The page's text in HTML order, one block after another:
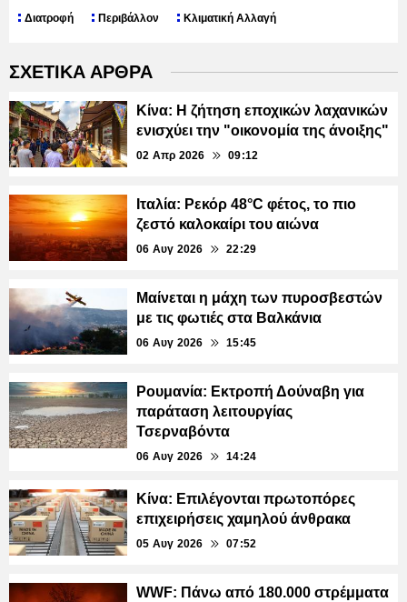
Διατροφή Περιβάλλον Κλιματική Αλλαγή
ΣΧΕΤΙΚΑ ΑΡΘΡΑ
Κίνα: Η ζήτηση εποχικών λαχανικών
ενισχύει την "οικονομία της άνοιξης"
02 Απρ 2026 09:12
Ιταλία: Ρεκόρ 48°C φέτος, το πιο
ζεστό καλοκαίρι του αιώνα
06 Αυγ 2026 22:29
Μαίνεται η μάχη των πυροσβεστών
με τις φωτιές στα Βαλκάνια
06 Αυγ 2026 15:45
Ρουμανία: Εκτροπή Δούναβη για
παράταση λειτουργίας
Τσερναβόντα
06 Αυγ 2026 14:24
Κίνα: Επιλέγονται πρωτοπόρες
επιχειρήσεις χαμηλού άνθρακα
05 Αυγ 2026 07:52
WWF: Πάνω από 180.000 στρέμματα